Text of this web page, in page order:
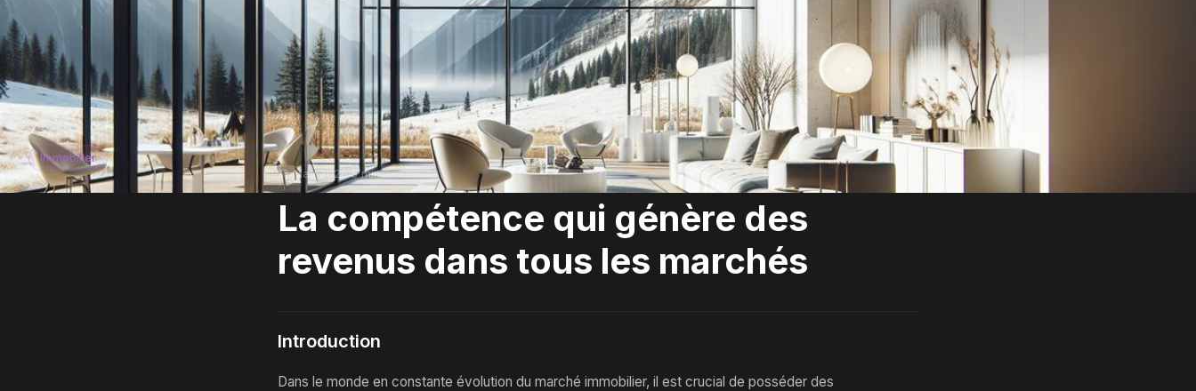
Immobilier
16 May 2026·5 min
La compétence qui génère des
revenus dans tous les marchés
Introduction
Dans le monde en constante évolution du marché immobilier, il est crucial de posséder des